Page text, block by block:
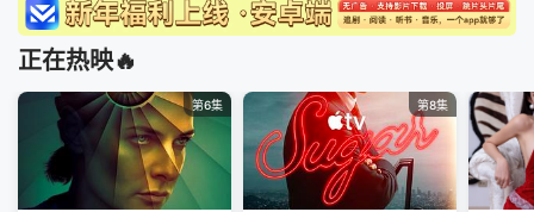
正在热映🔥
第6集 第8集